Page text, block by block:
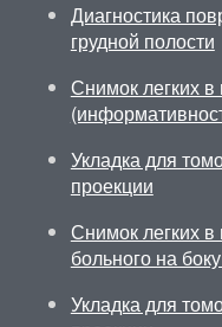
Диагностика
грудной полости
Снимок легких
Укладка для
проекции
Снимок легких
больного на
Укладка для